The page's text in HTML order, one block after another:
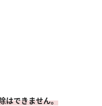
はできません。